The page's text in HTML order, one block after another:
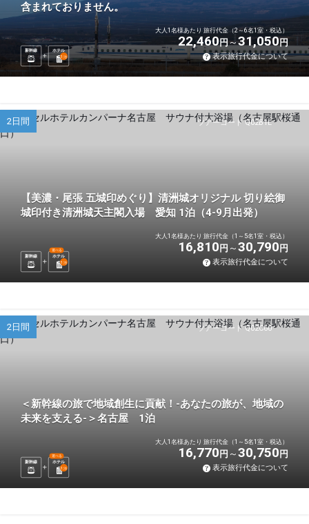
含まれておりません。
新幹線
ホテル
1 泊
大人1名様あたり 旅行代金（2～6名1室・税込）
22,460円 31,050円
表示旅行代金について
ツアーコード Q02B1L
2日間
【美濃・尾張 五城印めぐり】清洲城オリジナル 切り絵御
城印付き清洲城天主閣入場 愛知 1泊（4-9月出発）
新幹線 ホテル
選べる
1 泊
大人1名様あたり 旅行代金（1～5名1室・税込）
16,810 円 30,790 円
表示旅行代金について
ツアーコード Q02C60
2日間
＜新幹線の旅で地域創生に貢献！-あなたの旅が、地域の
未来を支える-＞名古屋 1泊
新幹線 ホテル
選べる
1 泊
大人1名様あたり 旅行代金（1～5名1室・税込）
16,770 円 30,750 円
表示旅行代金について